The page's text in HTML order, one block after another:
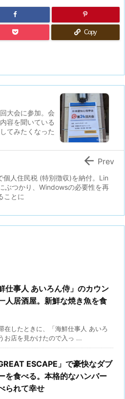
Copy
大会に参加。会
容を聞いている
てみたくなった
個人住民税 (特別徴収)を納付。Lin
ぶつかり、Windowsの必要性を再
ことに
 Prev
仕事人 あいろん侍」のカウン
人居酒屋。新鮮な焼き魚を食
在したときに、「海鮮仕事人 あいろ
お店を見かけたので入っ ...
ESCAPE」で豪快なダブ
を食べる。本格的なハンバー
られて幸せ